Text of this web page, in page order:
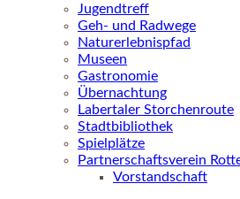
Jugendtreff
Geh- und Radwege
Naturerlebnispfad
Museen
Gastronomie
Übernachtung
Labertaler Storchenroute
Stadtbibliothek
Spielplätze
Partnerschaftsverein
Vorstandschaft